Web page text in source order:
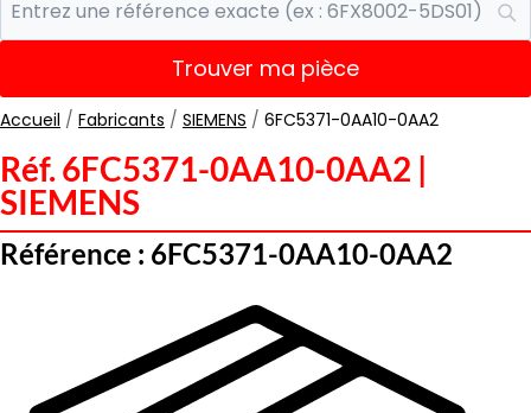
Trouver ma pièce
Accueil / Fabricants / SIEMENS / 6FC5371-0AA10-0AA2
Réf. 6FC5371-0AA10-0AA2 |
SIEMENS
Référence : 6FC5371-0AA10-0AA2